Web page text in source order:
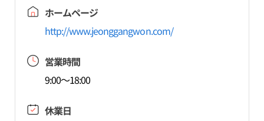
ホームページ
http://www.jeonggangwon.com/
営業時間
9:00～18:00
休業日